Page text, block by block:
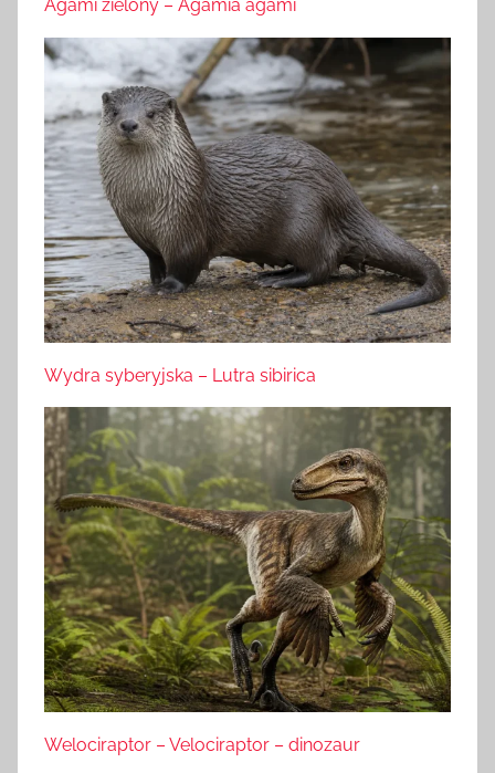
Agami zielony – Agamia agami
Wydra syberyjska – Lutra sibirica
Welociraptor – Velociraptor – dinozaur